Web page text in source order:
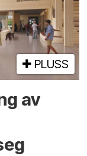
PLUSS
av